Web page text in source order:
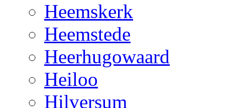
Heemskerk
Heemstede
Heerhugowaard
Heiloo
Hilversum